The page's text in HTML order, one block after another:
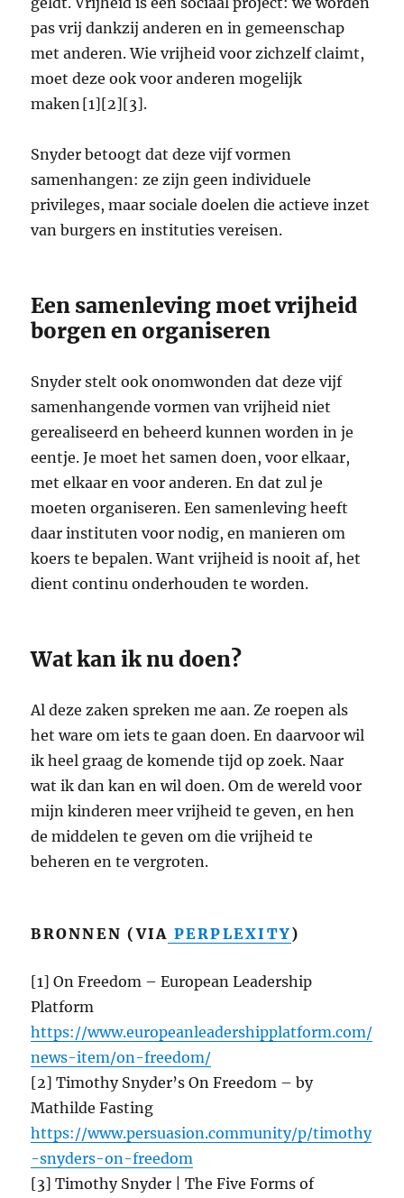
pas vrij dankzij anderen en in gemeenschap
met anderen. Wie vrijheid voor zichzelf claimt,
moet deze ook voor anderen mogelijk
maken [1][2][3].
Snyder betoogt dat deze vijf vormen
samenhangen: ze zijn geen individuele
privileges, maar sociale doelen die actieve inzet
van burgers en instituties vereisen.
Een samenleving moet vrijheid
borgen en organiseren
Snyder stelt ook onomwonden dat deze vijf
samenhangende vormen van vrijheid niet
gerealiseerd en beheerd kunnen worden in je
eentje. Je moet het samen doen, voor elkaar,
met elkaar en voor anderen. En dat zul je
moeten organiseren. Een samenleving heeft
daar instituten voor nodig, en manieren om
koers te bepalen. Want vrijheid is nooit af, het
dient continu onderhouden te worden.
Wat kan ik nu doen?
Al deze zaken spreken me aan. Ze roepen als
het ware om iets te gaan doen. En daarvoor wil
ik heel graag de komende tijd op zoek. Naar
wat ik dan kan en wil doen. Om de wereld voor
mijn kinderen meer vrijheid te geven, en hen
de middelen te geven om die vrijheid te
beheren en te vergroten.
BRONNEN (VIA PERPLEXITY)
[1] On Freedom – European Leadership
Platform
https://www.europeanleadershipplatform.com/
news-item/on-freedom/
[2] Timothy Snyder’s On Freedom – by
Mathilde Fasting
https://www.persuasion.community/p/timothy
-snyders-on-freedom
[3] Timothy Snyder | The Five Forms of